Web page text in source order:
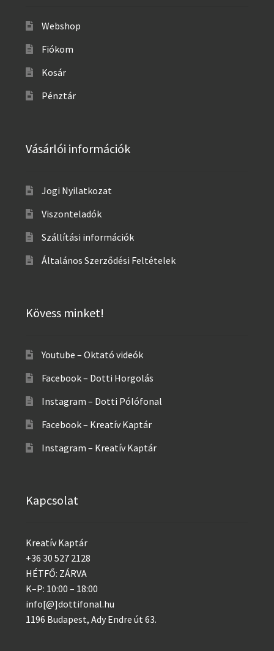
Webshop
Fiókom
Kosár
Pénztár
Vásárlói információk
Jogi Nyilatkozat
Viszonteladók
Szállítási információk
Általános Szerződési Feltételek
Kövess minket!
Youtube – Oktató videók
Facebook – Dotti Horgolás
Instagram – Dotti Pólófonal
Facebook – Kreatív Kaptár
Instagram – Kreatív Kaptár
Kapcsolat
Kreatív Kaptár
+36 30 527 2128
HÉTFŐ: ZÁRVA
K–P: 10:00 – 18:00
info[@]dottifonal.hu
1196 Budapest, Ady Endre út 63.